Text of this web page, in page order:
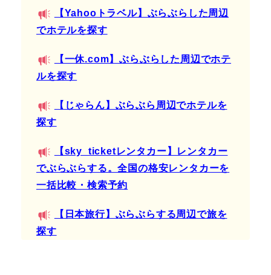
【Yahooトラベル】ぶらぶらした周辺
でホテルを探す
【一休.com】ぶらぶらした周辺でホテ
ルを探す
【じゃらん】ぶらぶら周辺でホテルを
探す
【sky_ticketレンタカー】レンタカー
でぶらぶらする。全国の格安レンタカーを
一括比較・検索予約
【日本旅行】ぶらぶらする周辺で旅を
探す